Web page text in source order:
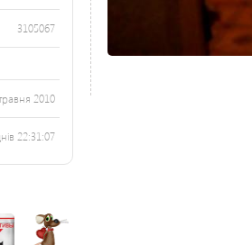
3105067
2010
22:31:07